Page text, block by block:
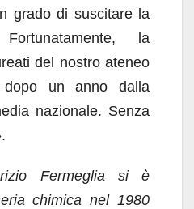
grado di suscitare la
la
del nostro ateneo
un anno dalla
nazionale. Senza
Fermeglia si è
chimica nel 1980